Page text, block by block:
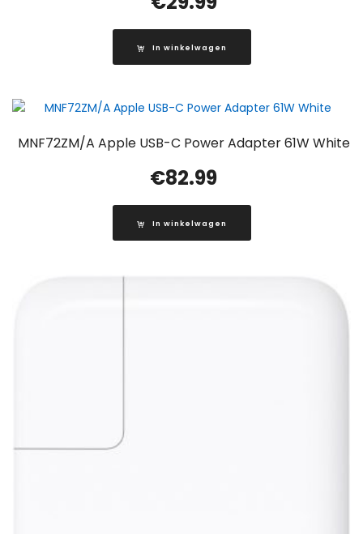
In winkelwagen
MNF72ZM/A Apple USB-C Power Adapter 61W White
€82.99
In winkelwagen